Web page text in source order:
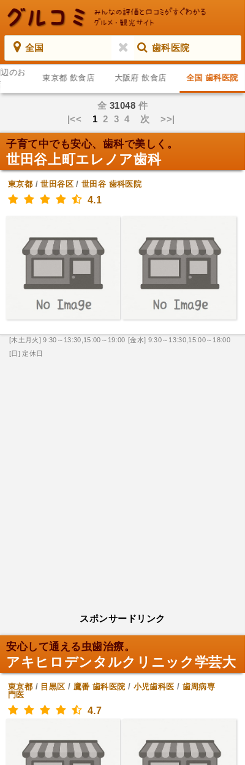
全国 歯科医院
のお
東京都 飲食店 大阪府 飲食店 全国 歯科医院
全 31048 件
|<< 12 3 4 次 >>|
子育て中でも安心、歯科で美しく。
世田谷上町エレノア歯科
東京都 /世田谷区/世田谷 歯科医院
4.1
[木土月火] 9:30～13:30,15:00～19:00 [金水] 9:30～13:30,15:00～18:00
[日] 定休日
スポンサードリンク
安心して通える虫歯治療。
アキヒロデンタルクリニック学芸大
東京都 / 目黒区 / 鷹番 歯科医院 / 小児歯科医 / 歯周病専
門医
4.7